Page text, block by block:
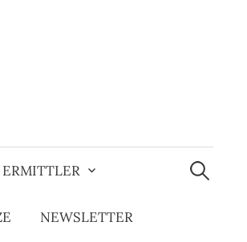
NEWSLETTER
Suchen
nach: